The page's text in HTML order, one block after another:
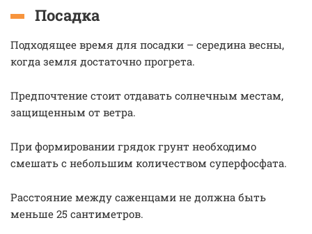
Посадка
Подходящее время для посадки – середина весны,
когда земля достаточно прогрета.
Предпочтение стоит отдавать солнечным местам,
защищенным от ветра.
При формировании грядок грунт необходимо
смешать с небольшим количеством суперфосфата.
Расстояние между саженцами не должна быть
меньше 25 сантиметров.